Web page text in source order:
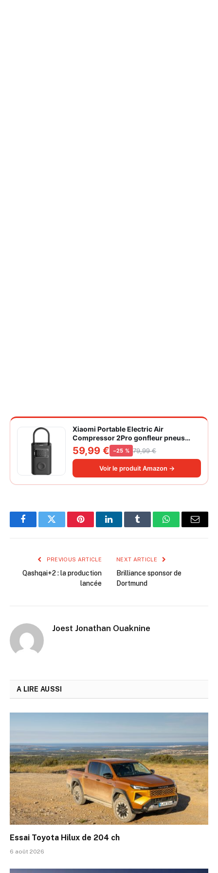
Xiaomi Portable Electric Air
Compressor 2Pro gonfleur pneus
voiture | ±1PSI Contrôle pression
pneus, 45s gonflage rapide, batterie
longue durée, avec éclairage, grand
cylindre à air 27 mm
59,99 € −25 % 79,99 €
Voir le produit Amazon →
FacebookTwitter PinterestLinkedInTumblr WhatsAppEmail
PREVIOUS ARTICLE
Qashqai+2 : la production
lancée
NEXT ARTICLE
Brilliance sponsor de
Dortmund
Joest Jonathan Ouaknine
A LIRE AUSSI
Essai Toyota Hilux de 204 ch
6 août 2026